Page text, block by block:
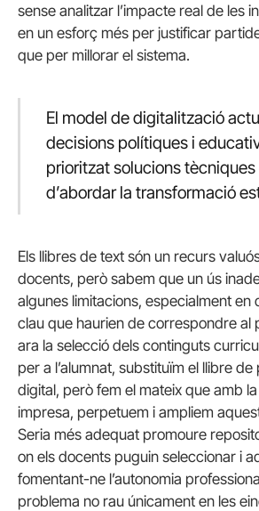
sense analitzar l’impacte real de les
en un esforç més per justificar
que per millorar el sistema.
El model de digitalització
decisions polítiques i
prioritzat solucions
d’abordar la transformació
Els llibres de text són un recurs
docents, però sabem que un ús
algunes limitacions, especialment en
clau que haurien de correspondre al
ara la selecció dels continguts
per a l’alumnat, substituïm el llibre
digital, però fem el mateix que amb
impresa, perpetuem i ampliem
Seria més adequat promoure
on els docents puguin seleccionar i
fomentant-ne l’autonomia
problema no rau únicament en les